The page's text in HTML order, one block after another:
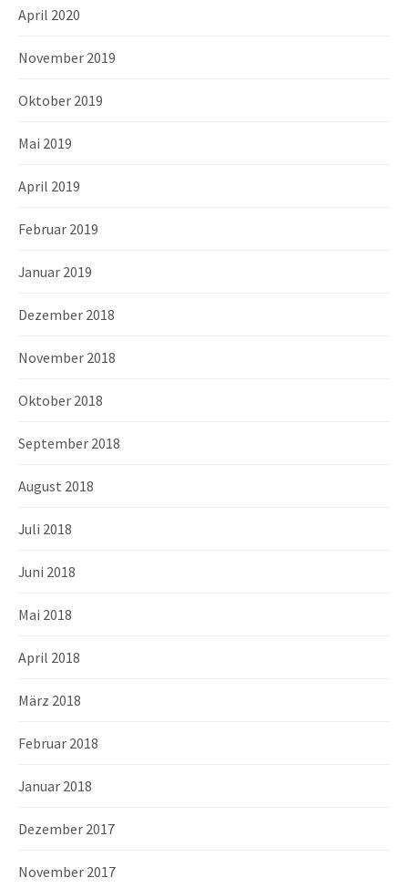
April 2020
November 2019
Oktober 2019
Mai 2019
April 2019
Februar 2019
Januar 2019
Dezember 2018
November 2018
Oktober 2018
September 2018
August 2018
Juli 2018
Juni 2018
Mai 2018
April 2018
März 2018
Februar 2018
Januar 2018
Dezember 2017
November 2017